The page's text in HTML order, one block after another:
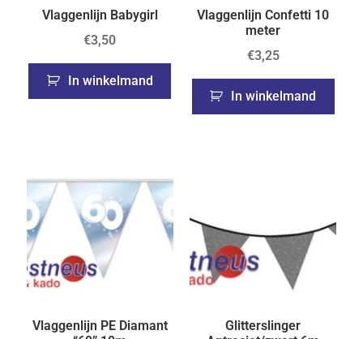
Vlaggenlijn Babygirl
€3,50
In winkelmand
Vlaggenlijn Confetti 10
meter
€3,25
In winkelmand
Vlaggenlijn PE Diamant
Glitterslinger